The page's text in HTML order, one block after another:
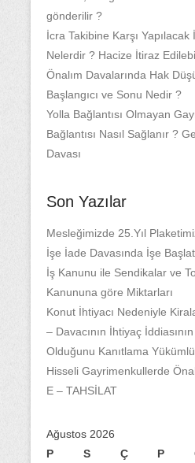
gönderilir ?
İcra Takibine Karşı
Nelerdir ? Hacize İtiraz
Önalım Davalarında Hak
Başlangıcı ve Sonu Nedir ?
Yolla Bağlantısı Olmayan
Bağlantısı Nasıl Sağlanır ?
Davası
Son Yazılar
Mesleğimizde 25.Yıl
İşe İade Davasında İşe
İş Kanunu ile Sendikalar ve
Kanununa göre Miktarları
Konut İhtiyacı Nedeniyle
– Davacının İhtiyaç
Olduğunu Kanıtlama
Hisseli Gayrimenkullerde
E – TAHSİLAT
Ağustos 2026
P
S Ç P